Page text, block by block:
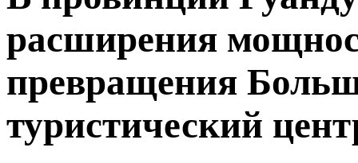
расширения
превращения
туристический